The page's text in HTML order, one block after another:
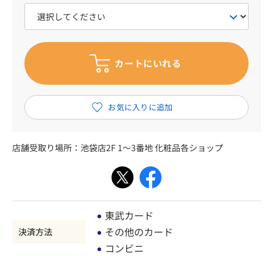
店舗受取り場所： 池袋店2F 1～3番地 化粧品各ショップ
決済方法
東武カード
その他のカード
コンビニ